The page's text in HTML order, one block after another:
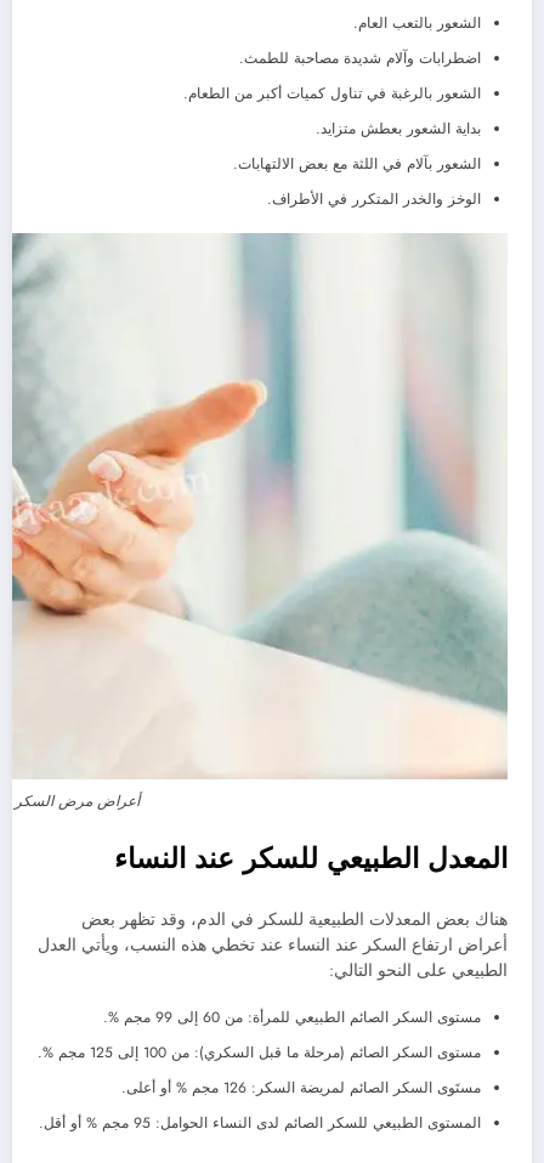
الشعور بالتعب العام.
اضطرابات وآلام شديدة مصاحبة للطمث.
الشعور بالرغبة في تناول كميات أكبر من الطعام.
بداية الشعور بعطش متزايد.
الشعور بآلام في اللثة مع بعض الالتهابات.
الوخز والخدر المتكرر في الأطراف.
أعراض مرض السكر
المعدل الطبيعي للسكر عند النساء
هناك بعض المعدلات الطبيعية للسكر في الدم، وقد تظهر بعض
أعراض ارتفاع السكر عند النساء عند تخطي هذه النسب، ويأتي العدل
الطبيعي على النحو التالي:
مستوى السكر الصائم الطبيعي للمرأة: من 60 إلى 99 مجم %.
مستوى السكر الصائم (مرحلة ما قبل السكري): من 100 إلى 125 مجم %.
مستَوى السكر الصائم لمريضة السكر: 126 مجم % أو أعلى.
المستوى الطبيعي للسكر الصائم لدى النساء الحوامل: 95 مجم % أو أقل.